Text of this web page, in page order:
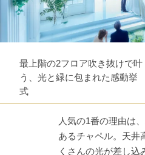
最上階の2フロア吹き抜けで叶
う、光と緑に包まれた感動挙
式
人気の1番の理由は
あるチャペル。天井
くさんの光が差し込